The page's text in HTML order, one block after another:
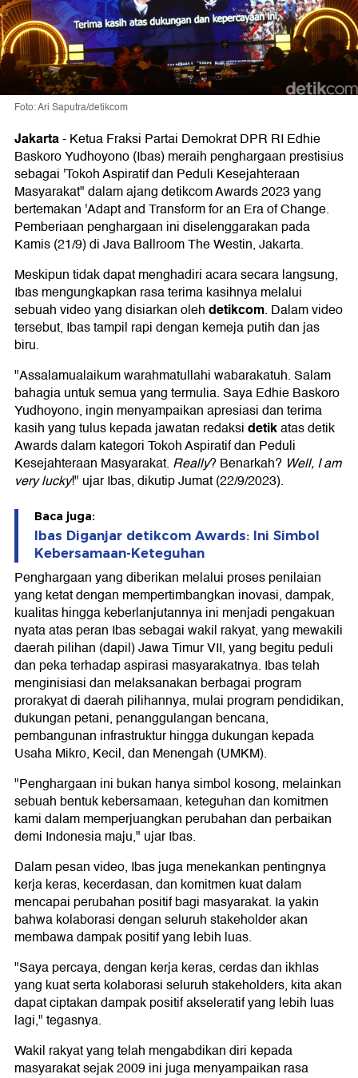
Foto: Ari Saputra/detikcom
Jakarta-Ketua Fraksi Partai Demokrat DPR RI Edhie
Baskoro Yudhoyono (Ibas) meraih penghargaan prestisius
sebagai 'Tokoh Aspiratif dan Peduli Kesejahteraan
Masyarakat" dalam ajang detikcom Awards 2023 yang
bertemakan 'Adapt and Transform for an Era of Change.
Pemberiaan penghargaan ini diselenggarakan pada
Kamis (21/9) di Java Ballroom The Westin, Jakarta.
Meskipun tidak dapat menghadiri acara secara langsung,
Ibas mengungkapkan rasa terima kasihnya melalui
sebuah video yang disiarkan olehdetikcom. Dalam video
tersebut, Ibas tampil rapi dengan kemeja putih dan jas
biru.
"Assalamualaikum warahmatullahi wabarakatuh. Salam
bahagia untuk semua yang termulia. Saya Edhie Baskoro
Yudhoyono, ingin menyampaikan apresiasi dan terima
kasih yang tulus kepada jawatan redaksidetikatas detik
Awards dalam kategori Tokoh Aspiratif dan Peduli
Kesejahteraan Masyarakat. Really? Benarkah? Well, I am
very lucky!" ujar Ibas, dikutip Jumat (22/9/2023).
Baca juga:
Ibas Diganjar detikcom Awards: Ini Simbol
Kebersamaan-Keteguhan
Penghargaan yang diberikan melalui proses penilaian
yang ketat dengan mempertimbangkan inovasi, dampak,
kualitas hingga keberlanjutannya ini menjadi pengakuan
nyata atas peran Ibas sebagai wakil rakyat, yang mewakili
daerah pilihan (dapil) Jawa Timur VII, yang begitu peduli
dan peka terhadap aspirasi masyarakatnya. Ibas telah
menginisiasi dan melaksanakan berbagai program
prorakyat di daerah pilihannya, mulai program pendidikan,
dukungan petani, penanggulangan bencana,
pembangunan infrastruktur hingga dukungan kepada
Usaha Mikro, Kecil, dan Menengah (UMKM).
"Penghargaan ini bukan hanya simbol kosong, melainkan
sebuah bentuk kebersamaan, keteguhan dan komitmen
kami dalam memperjuangkan perubahan dan perbaikan
demi Indonesia maju," ujar Ibas.
Dalam pesan video, Ibas juga menekankan pentingnya
kerja keras, kecerdasan, dan komitmen kuat dalam
mencapai perubahan positif bagi masyarakat. Ia yakin
bahwa kolaborasi dengan seluruh stakeholder akan
membawa dampak positif yang lebih luas.
"Saya percaya, dengan kerja keras, cerdas dan ikhlas
yang kuat serta kolaborasi seluruh stakeholders, kita akan
dapat ciptakan dampak positif akseleratif yang lebih luas
lagi," tegasnya.
Wakil rakyat yang telah mengabdikan diri kepada
masyarakat sejak 2009 ini juga menyampaikan rasa